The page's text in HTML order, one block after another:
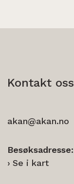
Kontakt oss
akan@akan.no
Besøksadresse:
Se i kart